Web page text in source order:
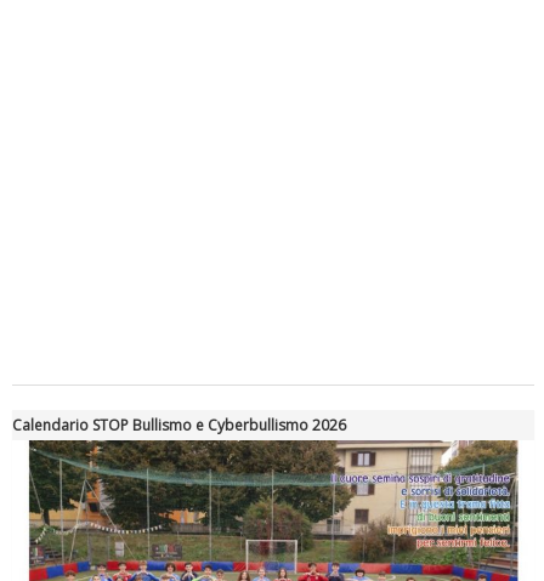
Calendario STOP Bullismo e Cyberbullismo 2026